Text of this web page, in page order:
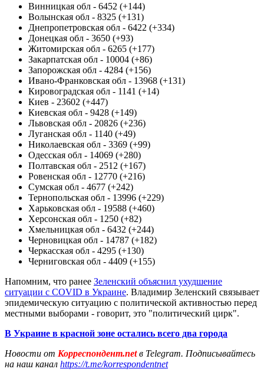
Винницкая обл - 6452 (+144)
Волынская обл - 8325 (+131)
Днепропетровская обл - 6422 (+334)
Донецкая обл - 3650 (+93)
Житомирская обл - 6265 (+177)
Закарпатская обл - 10004 (+86)
Запорожская обл - 4284 (+156)
Ивано-Франковская обл - 13968 (+131)
Кировоградская обл - 1141 (+14)
Киев - 23602 (+447)
Киевская обл - 9428 (+149)
Львовская обл - 20826 (+236)
Луганская обл - 1140 (+49)
Николаевская обл - 3369 (+99)
Одесская обл - 14069 (+280)
Полтавская обл - 2512 (+167)
Ровенская обл - 12770 (+216)
Сумская обл - 4677 (+242)
Тернопольская обл - 13996 (+229)
Харьковская обл - 19588 (+460)
Херсонская обл - 1250 (+82)
Хмельницкая обл - 6432 (+244)
Черновицкая обл - 14787 (+182)
Черкасская обл - 4295 (+130)
Черниговская обл - 4409 (+155)
Напомним, что ранее Зеленский объяснил ухудшение
ситуации с COVID в Украине. Владимир Зеленский связывает
эпидемическую ситуацию с политической активностью перед
местными выборами - говорит, это "политический цирк".
В Украине в красной зоне остались всего два города
Новости от Корреспондент.netв Telegram. Подписывайтесь
на наш канал https://t.me/korrespondentnet